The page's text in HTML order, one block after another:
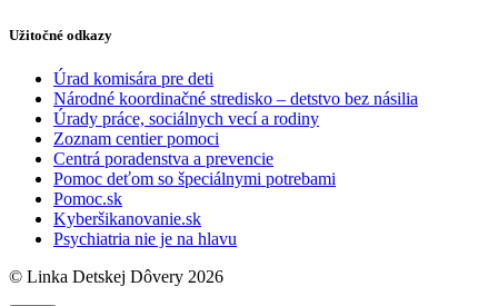
Užitočné odkazy
Úrad komisára pre deti
Národné koordinačné stredisko – detstvo bez násilia
Úrady práce, sociálnych vecí a rodiny
Zoznam centier pomoci
Centrá poradenstva a prevencie
Pomoc deťom so špeciálnymi potrebami
Pomoc.sk
Kyberšikanovanie.sk
Psychiatria nie je na hlavu
© Linka Detskej Dôvery 2026